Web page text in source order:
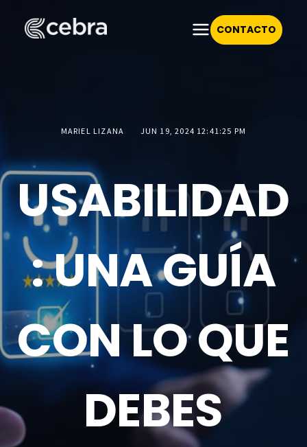
CONTACTO
MARIEL LIZANA JUN 19, 2024 12:41:25 PM
USABILIDAD
: UNA GUÍA
CON LO QUE
DEBES